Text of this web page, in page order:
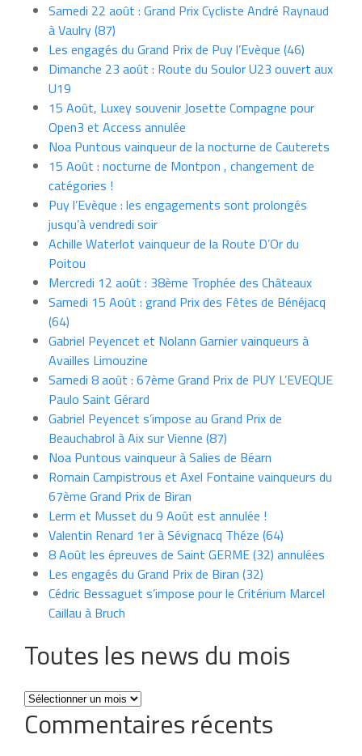
Samedi 22 août : Grand Prix Cycliste André Raynaud
à Vaulry (87)
Les engagés du Grand Prix de Puy l’Evèque (46)
Dimanche 23 août : Route du Soulor U23 ouvert aux
U19
15 Août, Luxey souvenir Josette Compagne pour
Open3 et Access annulée
Noa Puntous vainqueur de la nocturne de Cauterets
15 Août : nocturne de Montpon , changement de
catégories !
Puy l’Evèque : les engagements sont prolongés
jusqu’à vendredi soir
Achille Waterlot vainqueur de la Route D’Or du
Poitou
Mercredi 12 août : 38ème Trophée des Châteaux
Samedi 15 Août : grand Prix des Fêtes de Bénéjacq
(64)
Gabriel Peyencet et Nolann Garnier vainqueurs à
Availles Limouzine
Samedi 8 août : 67ème Grand Prix de PUY L’EVEQUE
Paulo Saint Gérard
Gabriel Peyencet s’impose au Grand Prix de
Beauchabrol à Aix sur Vienne (87)
Noa Puntous vainqueur à Salies de Béarn
Romain Campistrous et Axel Fontaine vainqueurs du
67ème Grand Prix de Biran
Lerm et Musset du 9 Août est annulée !
Valentin Renard 1er à Sévignacq Théze (64)
8 Août les épreuves de Saint GERME (32) annulées
Les engagés du Grand Prix de Biran (32)
Cédric Bessaguet s’impose pour le Critérium Marcel
Caillau à Bruch
Toutes les news du mois
Toutes
les
news
Commentaires récents